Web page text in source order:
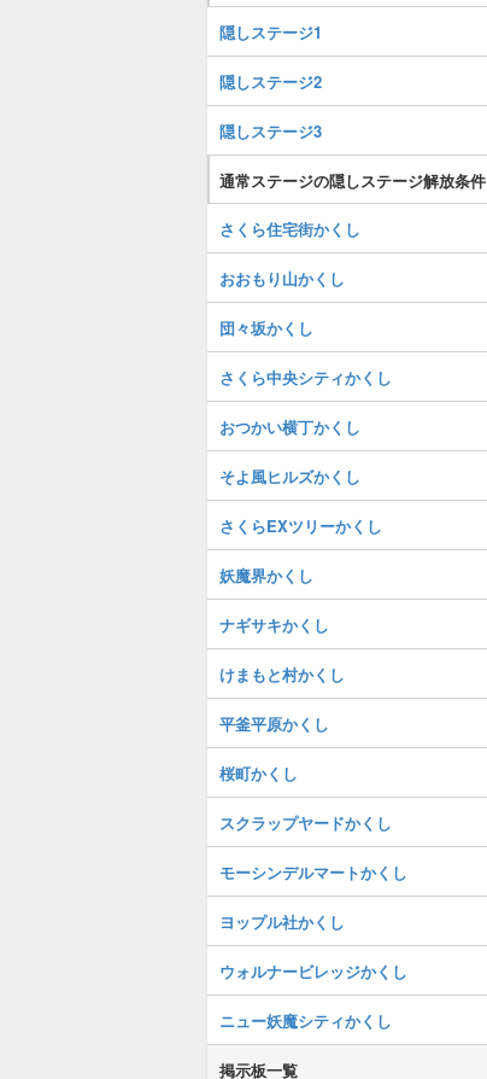
隠しステージ1
隠しステージ2
隠しステージ3
通常ステージの隠しステージ解放条件
さくら住宅街かくし
おおもり山かくし
団々坂かくし
さくら中央シティかくし
おつかい横丁かくし
そよ風ヒルズかくし
さくらEXツリーかくし
妖魔界かくし
ナギサキかくし
けまもと村かくし
平釜平原かくし
桜町かくし
スクラップヤードかくし
モーシンデルマートかくし
ヨップル社かくし
ウォルナービレッジかくし
ニュー妖魔シティかくし
掲示板一覧